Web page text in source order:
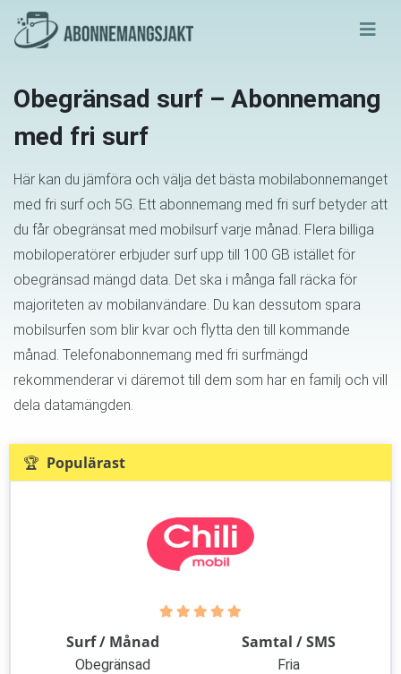
Obegränsad surf – Abonnemang
med fri surf
Här kan du jämföra och välja det bästa mobilabonnemanget
med fri surf och 5G. Ett abonnemang med fri surf betyder att
du får obegränsat med mobilsurf varje månad. Flera billiga
mobiloperatörer erbjuder surf upp till 100 GB istället för
obegränsad mängd data. Det ska i många fall räcka för
majoriteten av mobilanvändare. Du kan dessutom spara
mobilsurfen som blir kvar och flytta den till kommande
månad. Telefonabonnemang med fri surfmängd
rekommenderar vi däremot till dem som har en familj och vill
dela datamängden.
🏆 Populärast
Surf / Månad
Obegränsad
Samtal / SMS
Fria